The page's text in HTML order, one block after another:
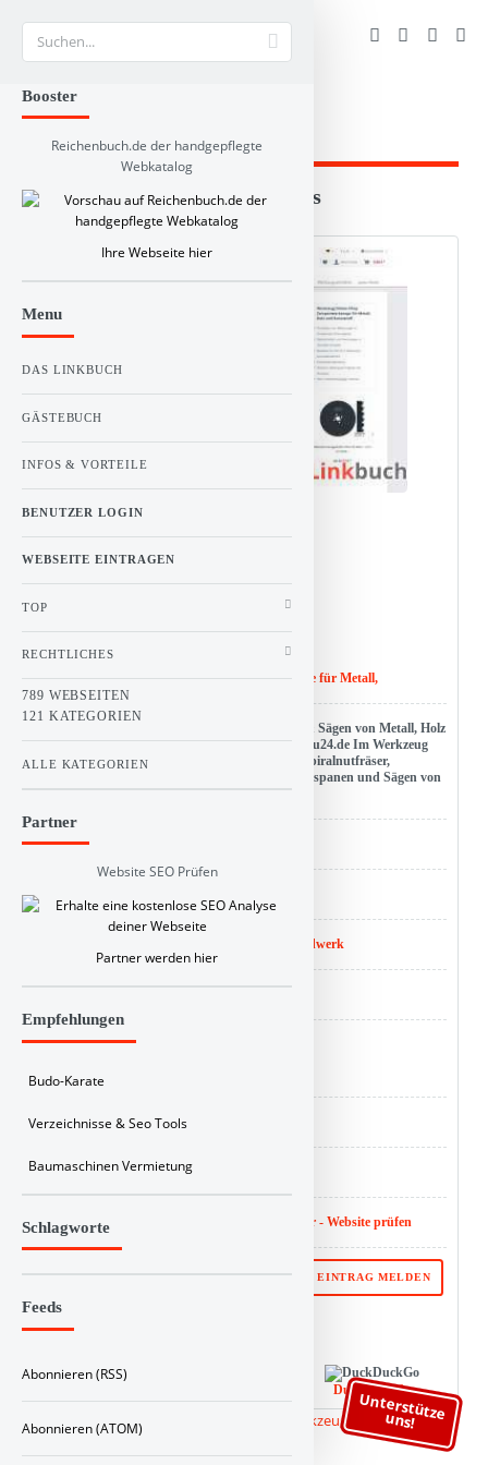
Unterstütze
uns!
Branchen und RSS-Verzeichnis
Web Info Schlagworte Kommentare
Titel :Werkzeug Online-Shop Zerspanwerkzeuge für Metall,
Beschreibung : Werkzeug zum Bohren, Fräsen & Sägen von Metall, Holz
& Kunststoff bestellen im Online-Shop von pwwu24.de Im Werkzeug
Online - Shop pwwu24.de bestellen Sie Fräser, Spiralnutfräser,
Kreissägen und Bohrer zum Fräsen, Bohren, Zerspanen und Sägen von
Metall, Holz und Kunststoff einfach und sicher.
URL : www.pwwu24.de
Dienstleistung und Handwerk
Analyse :SEO Score
Backlink :Checker
Website SEO Wert : SEO Bericht nicht verfügbar - Website prüfen
⚑ PROBLEM MIT DIESEM EINTRAG MELDEN
Ihr Link von Linkbuch bei:
DuckDuckGo
Booster
Reichenbuch.de der handgepflegte
Webkatalog
Ihre Webseite hier
Menu
DAS LINKBUCH
GÄSTEBUCH
INFOS & VORTEILE
BENUTZER LOGIN
WEBSEITE EINTRAGEN
TOP
RECHTLICHES
789 WEBSEITEN
121 KATEGORIEN
ALLE KATEGORIEN
Partner
Website SEO Prüfen
Partner werden hier
Empfehlungen
Budo-Karate
Verzeichnisse & Seo Tools
Baumaschinen Vermietung
Schlagworte
Feeds
Abonnieren (RSS)
Abonnieren (ATOM)